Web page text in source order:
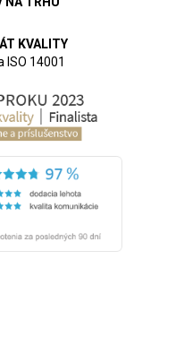
KVALITY
ISO 14001